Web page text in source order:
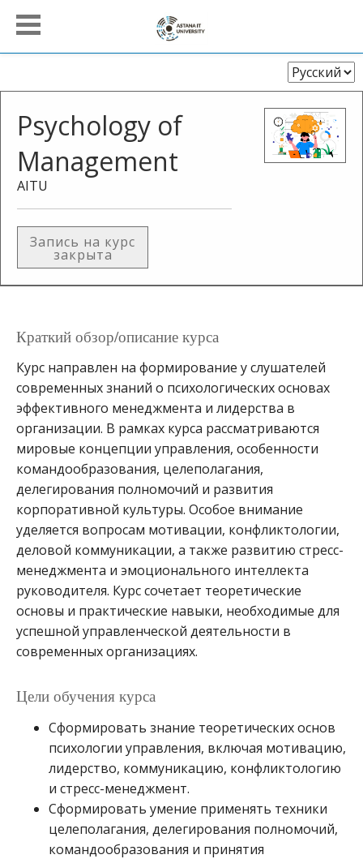
Выберите
язык
Psychology of
Management
AITU
Запись на курс
закрыта
Краткий обзор/описание курса
Курс направлен на формирование у слушателей
современных знаний о психологических основах
эффективного менеджмента и лидерства в
организации. В рамках курса рассматриваются
мировые концепции управления, особенности
командообразования, целеполагания,
делегирования полномочий и развития
корпоративной культуры. Особое внимание
уделяется вопросам мотивации, конфликтологии,
деловой коммуникации, а также развитию стресс-
менеджмента и эмоционального интеллекта
руководителя. Курс сочетает теоретические
основы и практические навыки, необходимые для
успешной управленческой деятельности в
современных организациях.
Цели обучения курса
Сформировать знание теоретических основ
психологии управления, включая мотивацию,
лидерство, коммуникацию, конфликтологию
и стресс-менеджмент.
Сформировать умение применять техники
целеполагания, делегирования полномочий,
командообразования и принятия